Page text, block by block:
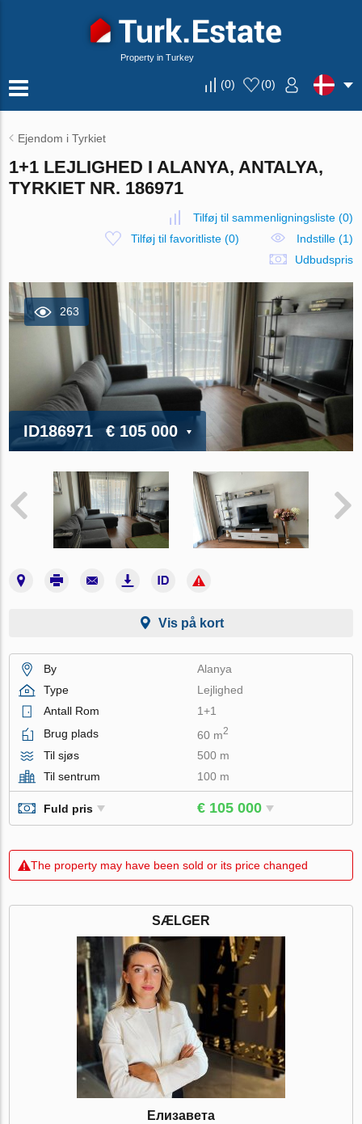
Property in Turkey
(0) (0)
Ejendom i Tyrkiet
1+1 LEJLIGHED I ALANYA, ANTALYA,
TYRKIET NR. 186971
Tilføj til sammenligningsliste(0)
Tilføj til favoritliste (0)
Indstille (1)
Udbudspris
263
ID186971 € 105 000
Vis på kort
By
Alanya
Type
Lejlighed
Antall Rom
1+1
Brug plads
60 m2
Til sjøs
500 m
Til sentrum
100 m
Fuld pris € 105 000
The property may have been sold or its price changed
SÆLGER
Елизавета